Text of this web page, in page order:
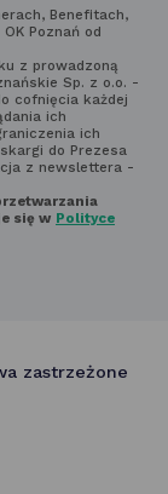
Benefitach,
Poznań od
z prowadzoną
Sp. z o.o. -
cofnięcia każdej
ich
ich
do Prezesa
z newslettera -
się w Polityce
zastrzeżone